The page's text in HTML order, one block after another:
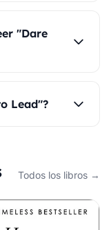
"Dare
Lead"?
Todos los libros →